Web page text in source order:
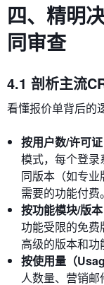
四、精明
同审查
4.1 剖析主流
看懂报价单背后的
按用户数/许可
模式，每个登
同版本（如专
需要的功能付费。
按功能模块/版
功能受限的免
高级的版本和功
按使用量（
人数量、营销邮